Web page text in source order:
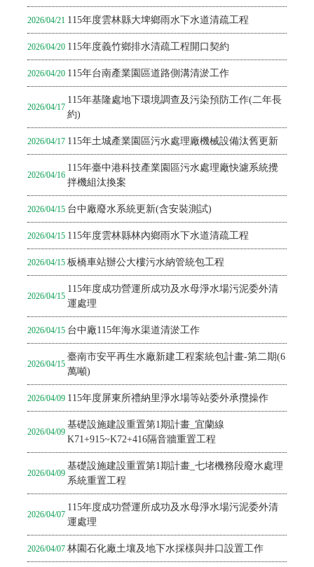
2026/04/21 115年度雲林縣大埤鄉雨水下水道清疏工程
2026/04/20 115年度義竹鄉排水清疏工程開口契約
2026/04/20 115年台南產業園區道路側溝清淤工作
2026/04/17
115年基隆處地下環境調查及污染預防工作(二年長
約)
2026/04/17 115年土城產業園區污水處理廠機械設備汰舊更新
2026/04/16
115年臺中港科技產業園區污水處理廠快濾系統攪
拌機組汰換案
2026/04/15 台中廠廢水系統更新(含安裝測試)
2026/04/15 115年度雲林縣林內鄉雨水下水道清疏工程
2026/04/15 板橋車站辦公大樓污水納管統包工程
2026/04/15
115年度成功營運所成功及水母淨水場污泥委外清
運處理
2026/04/15 台中廠115年海水渠道清淤工作
2026/04/15
臺南市安平再生水廠新建工程案統包計畫-第二期(6
萬噸)
2026/04/09 115年度屏東所禮納里淨水場等站委外承攬操作
2026/04/09
基礎設施建設重置第1期計畫_宜蘭線
K71+915~K72+416隔音牆重置工程
2026/04/09
基礎設施建設重置第1期計畫_七堵機務段廢水處理
系統重置工程
2026/04/07
115年度成功營運所成功及水母淨水場污泥委外清
運處理
2026/04/07 林園石化廠土壤及地下水採樣與井口設置工作